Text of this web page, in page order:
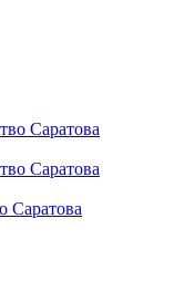
Саратова